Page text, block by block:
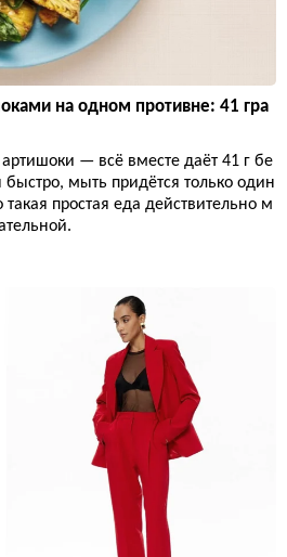
на одном противне: 41 гра
артишоки — всё вместе даёт 41 г бе
быстро, мыть придётся только один
такая простая еда действительно м